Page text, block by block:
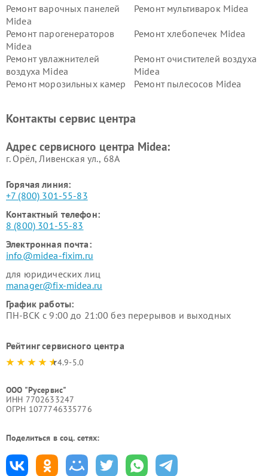
Ремонт варочных панелей
Midea
Ремонт мультиварок Midea
Ремонт парогенераторов
Midea
Ремонт хлебопечек Midea
Ремонт увлажнителей
воздуха Midea
Ремонт очистителей воздуха
Midea
Ремонт морозильных камер
Ремонт пылесосов Midea
пылесосов Midea
Midea
Контакты сервис центра
Адрес сервисного центра Midea:
г. Орёл, Ливенская ул., 68А
Горячая линия:
+7 (800) 301-55-83
Контактный телефон:
8 (800) 301-55-83
Электронная почта:
info@midea-fixim.ru
для юридических лиц
manager@fix-midea.ru
График работы:
ПН-ВСК с 9:00 до 21:00 без перерывов и выходных
Рейтинг сервисного центра
4.9-5.0
ООО "Русервис"
ИНН 7702633247
ОГРН 1077746335776
Поделиться в соц. сетях: